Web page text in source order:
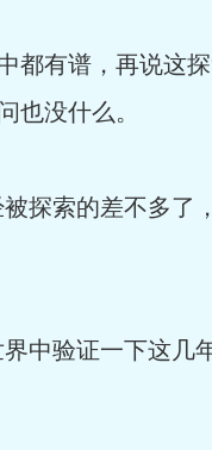
有谱，再说这
没什么。
探索的差不多了
中验证一下这几